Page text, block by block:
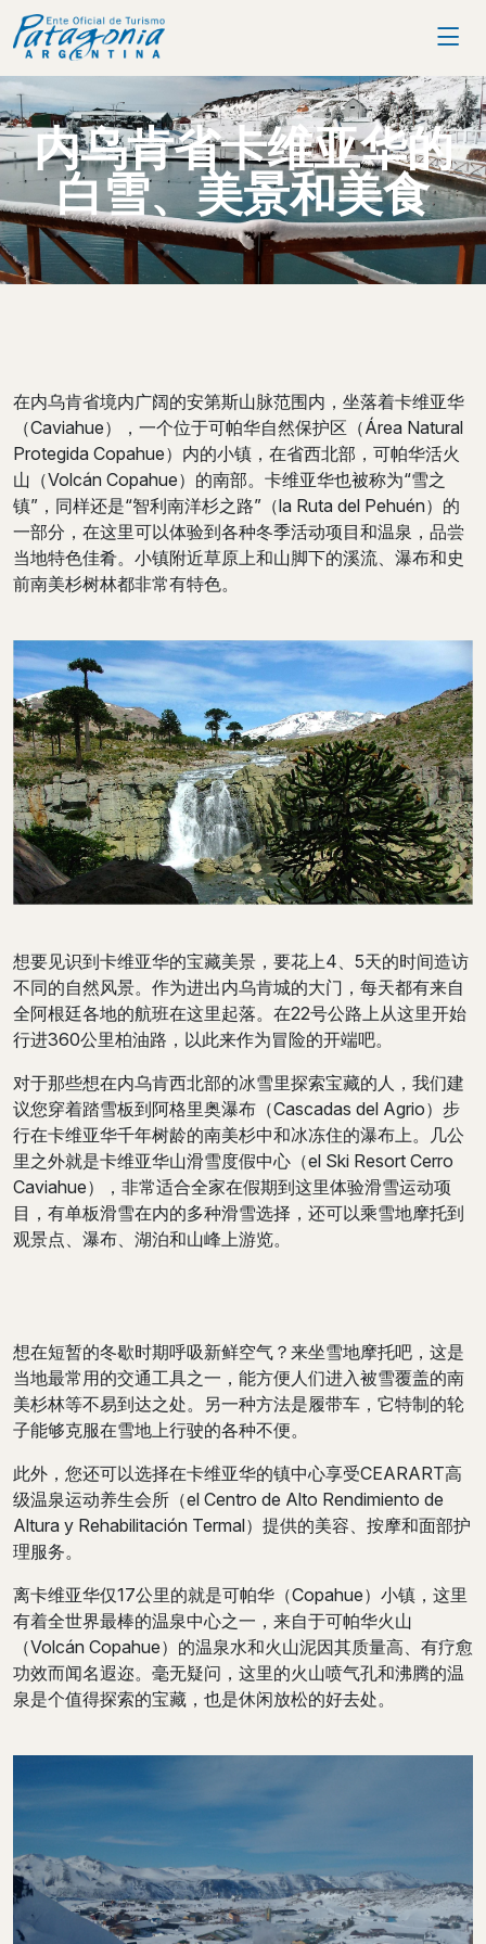
内乌肯省卡维亚华的
白雪、美景和美食
在内乌肯省境内广阔的安第斯山脉范围内，坐落着卡维亚华
（Caviahue），一个位于可帕华自然保护区（Área Natural
Protegida Copahue）内的小镇，在省西北部，可帕华活火
山（Volcán Copahue）的南部。卡维亚华也被称为“雪之
镇”，同样还是“智利南洋杉之路”（la Ruta del Pehuén）的
一部分，在这里可以体验到各种冬季活动项目和温泉，品尝
当地特色佳肴。小镇附近草原上和山脚下的溪流、瀑布和史
前南美杉树林都非常有特色。
想要见识到卡维亚华的宝藏美景，要花上4、5天的时间造访
不同的自然风景。作为进出内乌肯城的大门，每天都有来自
全阿根廷各地的航班在这里起落。在22号公路上从这里开始
行进360公里柏油路，以此来作为冒险的开端吧。
对于那些想在内乌肯西北部的冰雪里探索宝藏的人，我们建
议您穿着踏雪板到阿格里奥瀑布（Cascadas del Agrio）步
行在卡维亚华千年树龄的南美杉中和冰冻住的瀑布上。几公
里之外就是卡维亚华山滑雪度假中心（el Ski Resort Cerro
Caviahue），非常适合全家在假期到这里体验滑雪运动项
目，有单板滑雪在内的多种滑雪选择，还可以乘雪地摩托到
观景点、瀑布、湖泊和山峰上游览。
想在短暂的冬歇时期呼吸新鲜空气？来坐雪地摩托吧，这是
当地最常用的交通工具之一，能方便人们进入被雪覆盖的南
美杉林等不易到达之处。另一种方法是履带车，它特制的轮
子能够克服在雪地上行驶的各种不便。
此外，您还可以选择在卡维亚华的镇中心享受CEARART高
级温泉运动养生会所（el Centro de Alto Rendimiento de
Altura y Rehabilitación Termal）提供的美容、按摩和面部护
理服务。
离卡维亚华仅17公里的就是可帕华（Copahue）小镇，这里
有着全世界最棒的温泉中心之一，来自于可帕华火山
（Volcán Copahue）的温泉水和火山泥因其质量高、有疗愈
功效而闻名遐迩。毫无疑问，这里的火山喷气孔和沸腾的温
泉是个值得探索的宝藏，也是休闲放松的好去处。